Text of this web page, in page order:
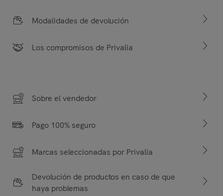
Modalidades de devolución
Los compromisos de Privalia
Sobre el vendedor
Pago 100% seguro
Marcas seleccionadas por Privalia
Devolución de productos en caso de que
haya problemas